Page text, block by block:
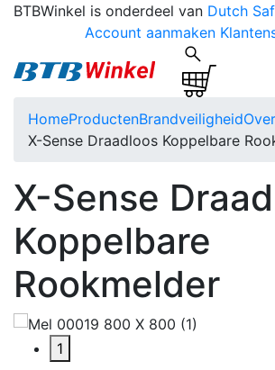
BTBWinkel is onderdeel van Dutch
Account aanmaken
HomeProductenBrandveiligheid
X-Sense Draadloos Koppelbare
X-Sense
Koppelbare
Rookmelder
1